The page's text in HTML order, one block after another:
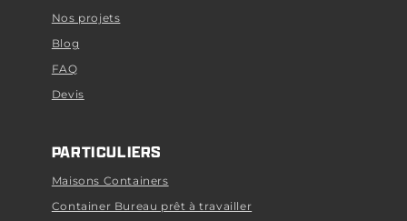
Nos projets
Blog
FAQ
Devis
PARTICULIERS
Maisons Containers
Container Bureau prêt à travailler